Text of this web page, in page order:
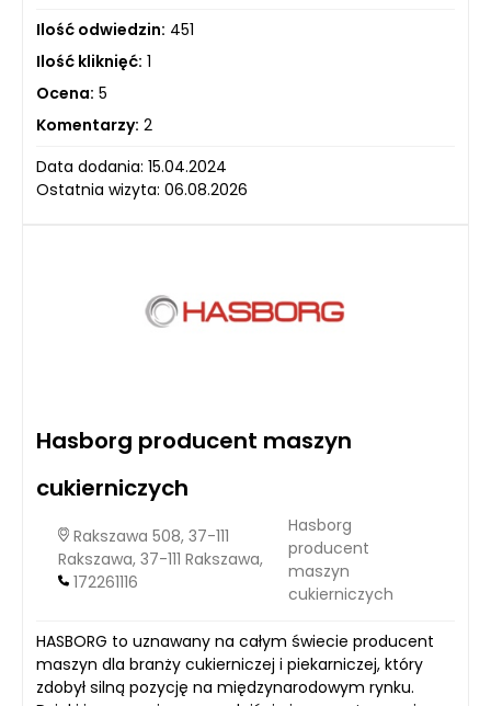
Ilość odwiedzin: 451
Ilość kliknięć: 1
Ocena: 5
Komentarzy: 2
Data dodania: 15.04.2024
Ostatnia wizyta: 06.08.2026
Hasborg producent maszyn
cukierniczych
Rakszawa 508, 37-111
Rakszawa, 37-111 Rakszawa,
172261116
Hasborg
producent
maszyn
cukierniczych
HASBORG to uznawany na całym świecie producent
maszyn dla branży cukierniczej i piekarniczej, który
zdobył silną pozycję na międzynarodowym rynku.